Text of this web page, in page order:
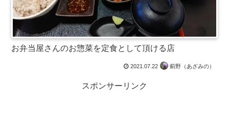
お弁当屋さんのお惣菜を定食として頂ける店
2021.07.22 薊野（あざみの）
スポンサーリンク